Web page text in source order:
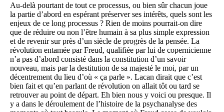
Au-delà pourtant de tout ce processus, ou bien sûr chacun joue
la partie d’abord en espérant préserver ses intérêts, quels sont les
enjeux de ce long processus ? Rien de moins pourrait-on dire
que de réduire ou non l’être humain à sa plus simple expression
et de revenir sur près d’un siècle de progrès de la pensée. La
révolution entamée par Freud, qualifiée par lui de copernicienne
n’a pas d’abord consisté dans la constitution d’un savoir
nouveau, mais par la destitution de sa majesté le moi, par un
décentrement du lieu d’où « ça parle ». Lacan dirait que c’est
bien fait et qu’en parlant de révolution on allait tôt ou tard se
retrouver au point de départ. Eh bien nous y voici ou presque. Il
y a dans le déroulement de l’histoire de la psychanalyse des